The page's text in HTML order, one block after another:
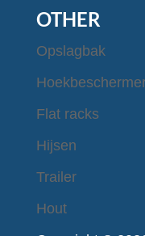
OTHER
Opslagbak
Flat racks
Hijsen
Trailer
Hout